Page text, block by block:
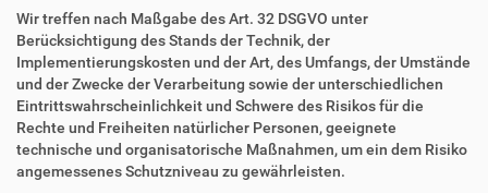
Wir treffen nach Maßgabe des Art. 32 DSGVO unter
Berücksichtigung des Stands der Technik, der
Implementierungskosten und der Art, des Umfangs, der Umstände
und der Zwecke der Verarbeitung sowie der unterschiedlichen
Eintrittswahrscheinlichkeit und Schwere des Risikos für die
Rechte und Freiheiten natürlicher Personen, geeignete
technische und organisatorische Maßnahmen, um ein dem Risiko
angemessenes Schutzniveau zu gewährleisten.